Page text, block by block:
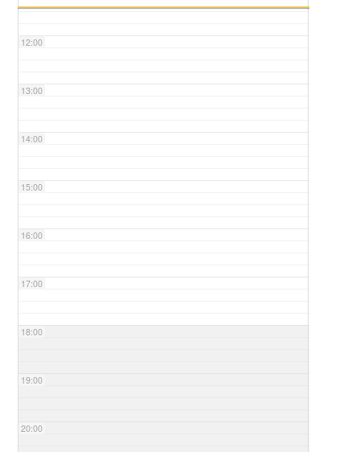
12:00
13:00
14:00
15:00
16:00
17:00
18:00
19:00
20:00